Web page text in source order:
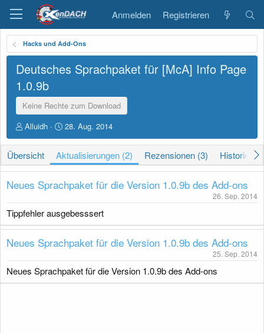
Anmelden Registrieren
Hacks und Add-Ons
Deutsches Sprachpaket für [McA] Info Page
1.0.9b
Keine Rechte zum Download
A
u
t
o
r
Alluidh
D
a
t
u
m
E
r
t
e
l
l
g
28. Aug. 2014
Übersicht Aktualisierungen (2) Rezensionen (3) Historie
Neues Sprachpaket für die Version 1.0.9b des Add-ons
26. Sep. 2014
Tippfehler ausgebesssert
Neues Sprachpaket für die Version 1.0.9b des Add-ons
25. Sep. 2014
Neues Sprachpaket für die Version 1.0.9b des Add-ons